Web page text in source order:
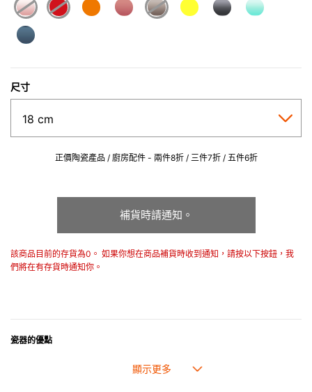
selected
尺寸
正價陶瓷產品 / 廚房配件 - 兩件8折 / 三件7折 / 五件6折
補貨時請通知。
該商品目前的存貨為0。 如果你想在商品補貨時收到通知，請按以下按鈕，我
們將在有存貨時通知你。
瓷器的優點
• 耐熱性極佳，適用於微波爐，也可放入焗爐，耐熱程度高達260℃。